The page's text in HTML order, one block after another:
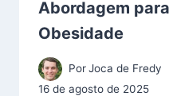
Abordagem
Obesidade
PorJoca de Fredy
16 de agosto de 2025